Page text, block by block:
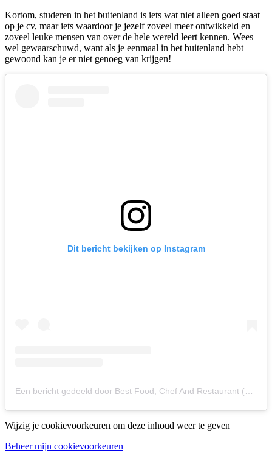
Kortom, studeren in het buitenland is iets wat niet alleen goed staat
op je cv, maar iets waardoor je jezelf zoveel meer ontwikkeld en
zoveel leuke mensen van over de hele wereld leert kennen. Wees
wel gewaarschuwd, want als je eenmaal in het buitenland hebt
gewoond kan je er niet genoeg van krijgen!
Dit bericht bekijken op Instagram
Wijzig je cookievoorkeuren om deze inhoud weer te geven
Beheer mijn cookievoorkeuren